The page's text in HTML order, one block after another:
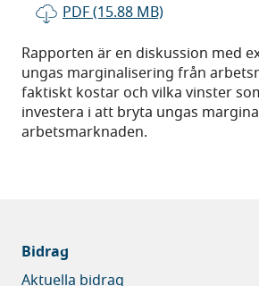
PDF (15.88 MB)
Rapporten är en diskussion med
ungas marginalisering från
faktiskt kostar och vilka vinster
investera i att bryta ungas
arbetsmarknaden.
Bidrag
Aktuella bidrag